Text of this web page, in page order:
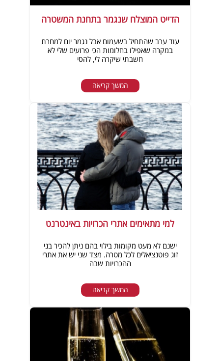
הדייט המוצלח שנגמר בתחנת המשטרה
עוד ערב שהתחיל בשעמום אבל נגמר יום למחרת
במקרה שאפילו בחלומות הכי פרועים שלי לא
חשבתי שיקרה לי, להסי
המשך קריאה
למי מתאימים אתרי הכרויות באינטרנט
ישנם לא מעט מקומות בילוי בהם ניתן להכיר בני
זוג פוטנציאלים לכל מטרה. מצד שני יש את אתרי
ההכרויות שבה
המשך קריאה